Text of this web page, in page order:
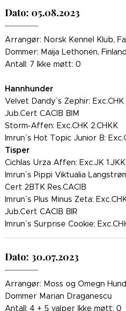
Dato: 05.08.2023
Arrangør: Norsk Kennel Klub,
Dommer: Maija Lethonen, Finland
Antall: 7 Ikke møtt: 0
Hannhunder
Velvet Dandy` s Zephir: Exc.CHK
Jub.Cert CACIB BIM
Storm-Affen: Exc.CHK 2.CHKK
Imrun` s Hot Topic Junior B:
Tisper
Cichlas Urza Affen: Exc.JK 1.JKK
Imrun` s Pippi Viktualia
Cert 2BTK Res.CACIB
Imrun` s Plus Minus Zeta:
Jub.Cert CACIB BIR
Imrun` s Surprise Cookie:
Dato: 30.07.2023
Arrangør: Moss og Omegn
Dommer Marian Draganescu
Antall: 4 + 5 valper Ikke møtt: 0